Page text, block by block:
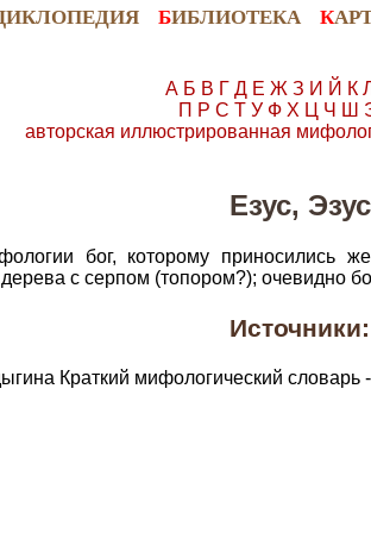
БИБЛИОТЕКА К
А Б В Г Д Е Ж З И Й К Л
П Р С Т У Ф Х Ц Ч Ш
авторская иллюстрированная
Езус, Эзус
бог, которому приносились
с серпом (топором?); очевидно
Источники:
Краткий мифологический